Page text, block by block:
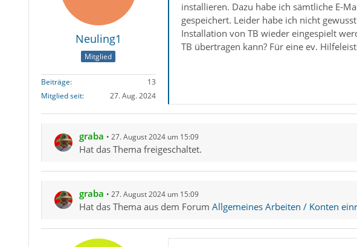
Neuling1
Mitglied
Beiträge
13
Mitglied seit
27. Aug. 2024
installieren. Dazu habe ich sämtliche E-
gespeichert. Leider habe ich nicht
Installation von TB wieder eingespielt
TB übertragen kann? Für eine ev.
graba 27. August 2024 um 15:09
Hat das Thema freigeschaltet.
graba 27. August 2024 um 15:09
Hat das Thema aus dem Forum Allgemeines Arbeiten / Konten